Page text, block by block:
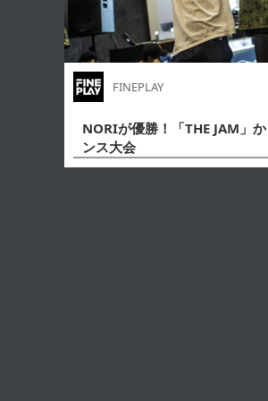
FINEPLAY
NORIが優勝！「THE JAM」
ンス大会